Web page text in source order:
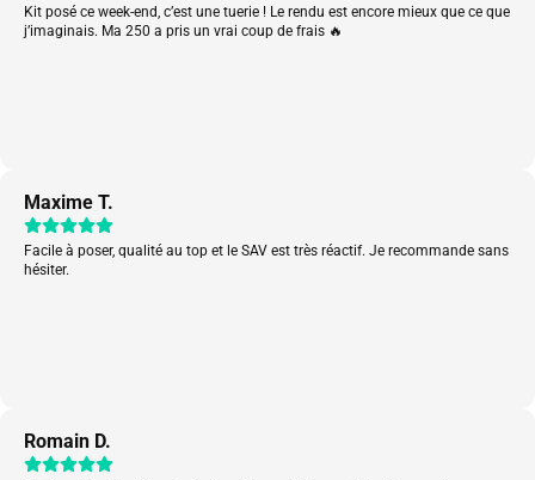
Kit posé ce week-end, c’est une tuerie ! Le rendu est encore mieux que ce que
j’imaginais. Ma 250 a pris un vrai coup de frais 🔥
Maxime T.
Facile à poser, qualité au top et le SAV est très réactif. Je recommande sans
hésiter.
Romain D.